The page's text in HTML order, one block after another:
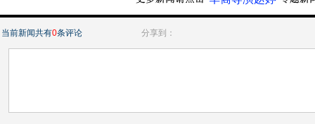
当前新闻共有0条评论 分享到：